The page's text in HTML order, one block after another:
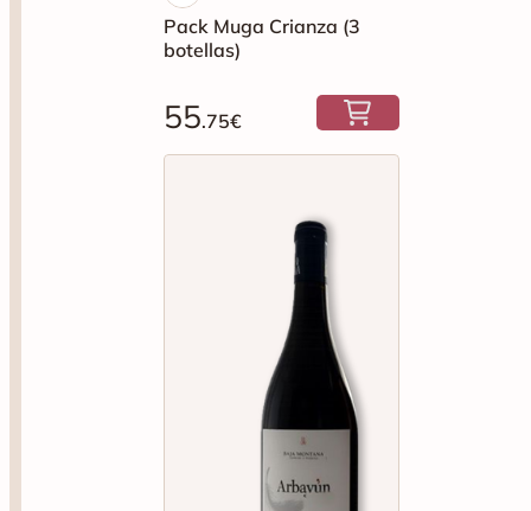
Pack Muga Crianza (3
botellas)
55.75€